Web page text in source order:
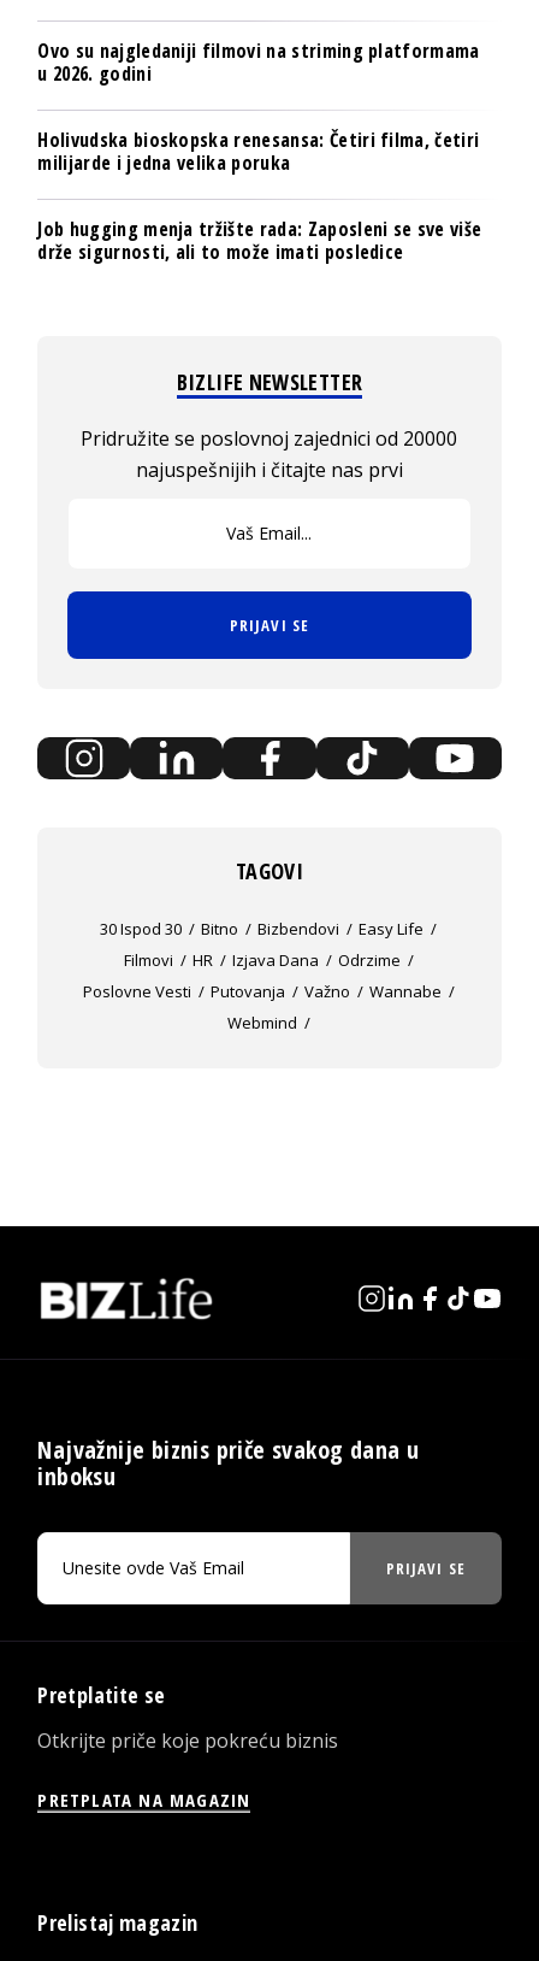
Ovo su najgledaniji filmovi na striming platformama
u 2026. godini
Holivudska bioskopska renesansa: Četiri filma, četiri
milijarde i jedna velika poruka
Job hugging menja tržište rada: Zaposleni se sve više
drže sigurnosti, ali to može imati posledice
BIZLIFE NEWSLETTER
Pridružite se poslovnoj zajednici od 20000
najuspešnijih i čitajte nas prvi
PRIJAVI SE
TAGOVI
30 Ispod 30 Bitno Bizbendovi
Easy Life
Filmovi
HR Izjava Dana
Odrzime
Poslovne Vesti
Putovanja Važno
Wannabe
Webmind
Najvažnije biznis priče svakog dana u
inboksu
PRIJAVI SE
Pretplatite se
Otkrijte priče koje pokreću biznis
PRETPLATA NA MAGAZIN
Prelistaj magazin